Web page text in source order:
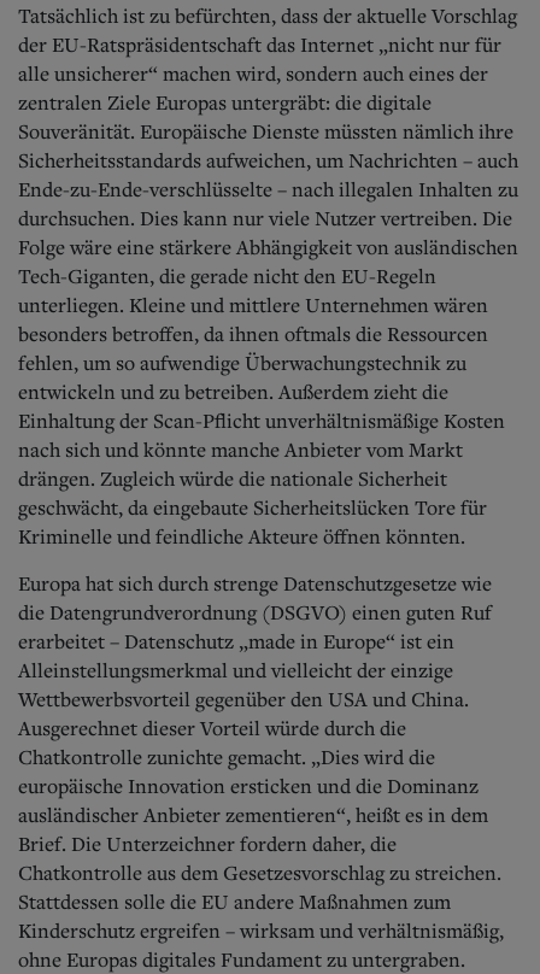
Tatsächlich ist zu befürchten, dass der aktuelle Vorschlag
der EU-Ratspräsidentschaft das Internet „nicht nur für
alle unsicherer“ machen wird, sondern auch eines der
zentralen Ziele Europas untergräbt: die digitale
Souveränität. Europäische Dienste müssten nämlich ihre
Sicherheitsstandards aufweichen, um Nachrichten – auch
Ende-zu-Ende-verschlüsselte – nach illegalen Inhalten zu
durchsuchen. Dies kann nur viele Nutzer vertreiben. Die
Folge wäre eine stärkere Abhängigkeit von ausländischen
Tech-Giganten, die gerade nicht den EU-Regeln
unterliegen. Kleine und mittlere Unternehmen wären
besonders betroffen, da ihnen oftmals die Ressourcen
fehlen, um so aufwendige Überwachungstechnik zu
entwickeln und zu betreiben. Außerdem zieht die
Einhaltung der Scan-Pflicht unverhältnismäßige Kosten
nach sich und könnte manche Anbieter vom Markt
drängen. Zugleich würde die nationale Sicherheit
geschwächt, da eingebaute Sicherheitslücken Tore für
Kriminelle und feindliche Akteure öffnen könnten.
Europa hat sich durch strenge Datenschutzgesetze wie
die Datengrundverordnung (DSGVO) einen guten Ruf
erarbeitet – Datenschutz „made in Europe“ ist ein
Alleinstellungsmerkmal und vielleicht der einzige
Wettbewerbsvorteil gegenüber den USA und China.
Ausgerechnet dieser Vorteil würde durch die
Chatkontrolle zunichte gemacht. „Dies wird die
europäische Innovation ersticken und die Dominanz
ausländischer Anbieter zementieren“, heißt es in dem
Brief. Die Unterzeichner fordern daher, die
Chatkontrolle aus dem Gesetzesvorschlag zu streichen.
Stattdessen solle die EU andere Maßnahmen zum
Kinderschutz ergreifen – wirksam und verhältnismäßig,
ohne Europas digitales Fundament zu untergraben.